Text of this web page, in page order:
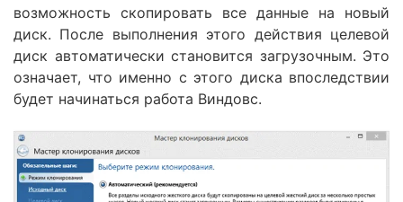
возможность скопировать все данные на новый
диск. После выполнения этого действия целевой
диск автоматически становится загрузочным. Это
означает, что именно с этого диска впоследствии
будет начинаться работа Виндовс.